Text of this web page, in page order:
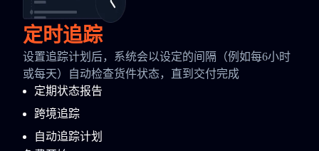
定时追踪
设置追踪计划后，系统会以设定的间隔（例如每6小时
或每天）自动检查货件状态，直到交付完成
定期状态报告
跨境追踪
自动追踪计划